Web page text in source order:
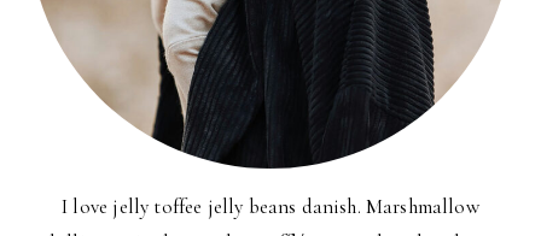
I love jelly toffee jelly beans danish. Marshmallow